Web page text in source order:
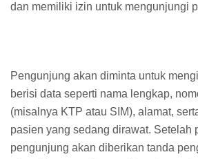
dan memiliki izin untuk mengunjungi
Pengunjung akan diminta untuk
berisi data seperti nama lengkap,
(misalnya KTP atau SIM), alamat,
pasien yang sedang dirawat. Setelah
pengunjung akan diberikan tanda